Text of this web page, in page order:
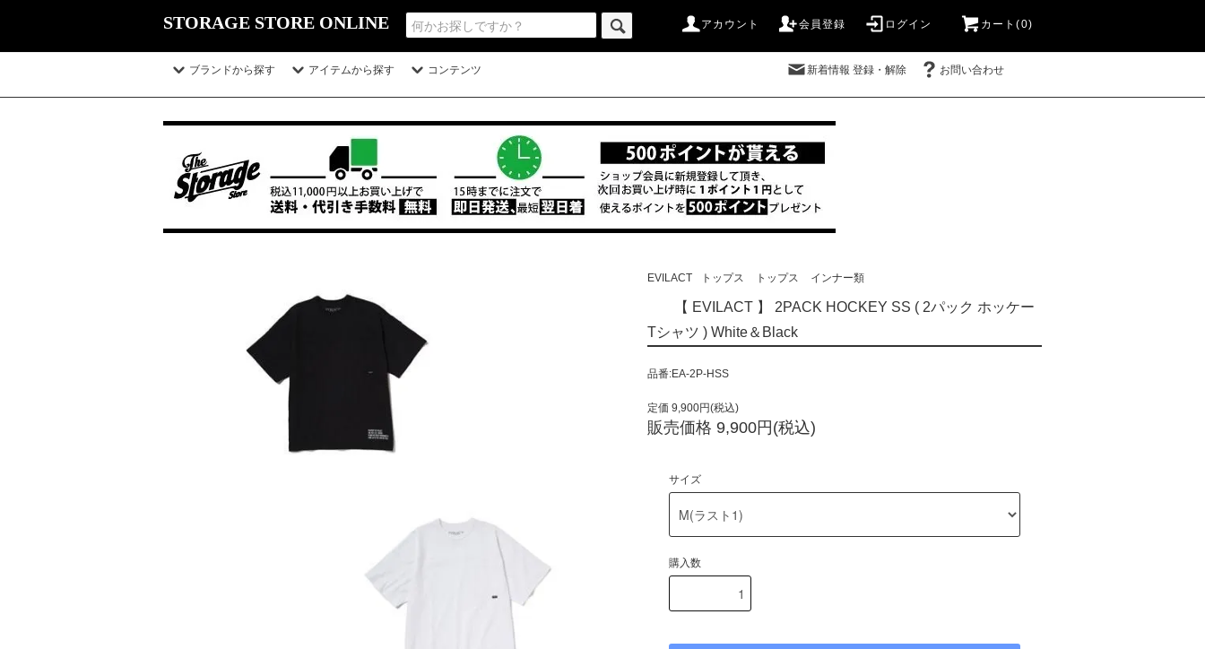
STORAGE STORE ONLINE アカウント 会員登録 ログイン カート(0)
ブランドから探す アイテムから探す コンテンツ 新着情報 登録・解除 お問い合わせ
EVILACT トップス トップス インナー類
【 EVILACT 】 2PACK HOCKEY SS ( 2パック ホッケー
Tシャツ ) White＆Black
品番:EA-2P-HSS
定価 9,900円(税込)
販売価格 9,900円(税込)
サイズ
購入数